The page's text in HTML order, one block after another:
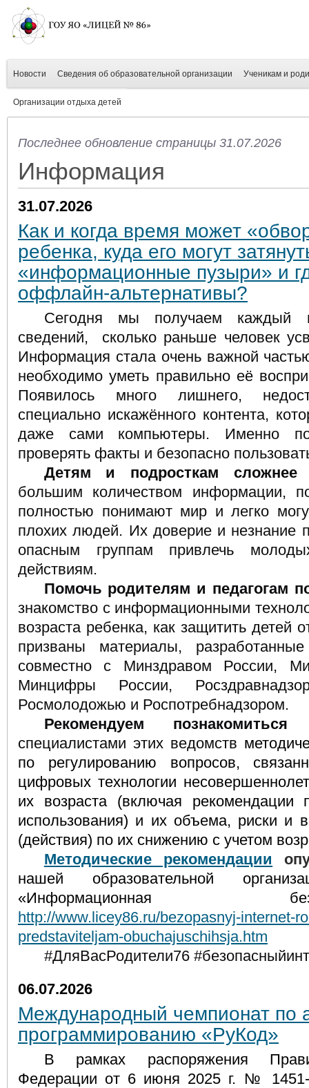
Новости Сведения об образовательной организации Ученикам и
Организации отдыха детей
Последнее обновление страницы 31.07.2026
Информация
31.07.2026
Как и когда время может
ребенка, куда его могут
«информационные пузыри» и
оффлайн-альтернативы?
Сегодня мы получаем каждый
сведений,
сколько раньше человек
Информация стала очень важной
необходимо уметь правильно её
Появилось много лишнего,
специально искажённого контента,
даже сами компьютеры. Именно
проверять факты и безопасно
Детям и подросткам сложнее
большим количеством информации,
полностью понимают мир и легко
плохих людей. Их доверие и незнание
опасным группам привлечь
действиям.
Помочь родителям и педагогам
знакомство с информационными
возраста ребенка, как защитить детей
призваны материалы,
совместно с Минздравом России,
Минцифры России,
Росмолодожью и Роспотребнадзором.
Рекомендуем познакомиться
специалистами этих ведомств
по регулированию вопросов,
цифровых технологии
их возраста (включая рекомендации
использования) и их объема, риски и
(действия) по их снижению с учетом
Методические рекомендации
нашей образовательной
«Информационная
http://www.licey86.ru/bezopasnyj-internet-
predstaviteljam-obuchajuschihsja.htm
#ДляВасРодители76
06.07.2026
Международный чемпионат по
программированию «РуКод»
В рамках распоряжения
Федерации от 6 июня 2025 г. № 1451-